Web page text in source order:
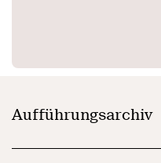
Aufführungsarchiv